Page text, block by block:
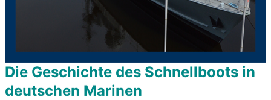
Die Geschichte des Schnellboots in
deutschen Marinen